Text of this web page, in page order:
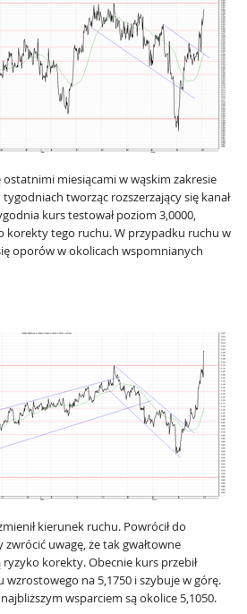
ostatnimi miesiącami w wąskim zakresie
tworząc rozszerzający się kanał
kurs testował poziom 3,0000,
korekty tego ruchu. W przypadku ruchu w
oporów w okolicach wspomnianych
kierunek ruchu. Powrócił do
uwagę, że tak gwałtowne
korekty. Obecnie kurs przebił
na 5,1750 i szybuje w górę.
wsparciem są okolice 5,1050.